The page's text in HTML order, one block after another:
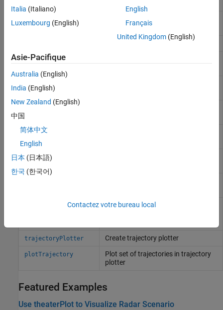
plotPlatform
Plot set of platforms in platform
Create track plotter
plotTrack
surfacePlotter
plotSurface
surfacePlotterData
clutterRegionPlotter
clutterRegionData
Create data structure used as input
trajectoryPlotter Create trajectory plotter
plotTrajectory
Plot set of trajectories in trajectory
plotter
Featured Examples
Use theaterPlot to Visualize Radar Scenario
Italia (Italiano)
Luxembourg (English)
English
Français
United Kingdom(English)
Asie-Pacifique
Australia (English)
India (English)
New Zealand (English)
中国
简体中文
English
日本 (日本語)
한국 (한국어)
Contactez votre bureau local